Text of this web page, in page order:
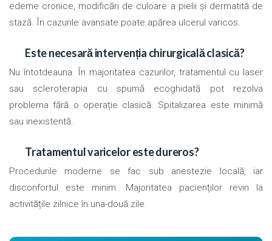
edeme cronice, modificări de culoare a pielii și dermatită de
stază. În cazurile avansate poate apărea ulcerul varicos.
Este necesară intervenția chirurgicală clasică?
Nu întotdeauna. În majoritatea cazurilor, tratamentul cu laser
sau scleroterapia cu spumă ecoghidată pot rezolva
problema fără o operație clasică. Spitalizarea este minimă
sau inexistentă.
Tratamentul varicelor este dureros?
Procedurile moderne se fac sub anestezie locală, iar
disconfortul este minim. Majoritatea pacienților revin la
activitățile zilnice în una-două zile.